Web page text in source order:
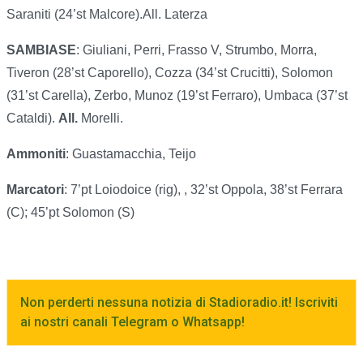
Saraniti (24’st Malcore).All. Laterza
SAMBIASE: Giuliani, Perri, Frasso V, Strumbo, Morra,
Tiveron (28’st Caporello), Cozza (34’st Crucitti), Solomon
(31’st Carella), Zerbo, Munoz (19’st Ferraro), Umbaca (37’st
Cataldi). All. Morelli.
Ammoniti: Guastamacchia, Teijo
Marcatori: 7’pt Loiodoice (rig), , 32’st Oppola, 38’st Ferrara
(C); 45’pt Solomon (S)
Non perderti nessuna notizia di Stadioradio.it! Iscriviti
ai nostri canali Telegram o Whatsapp!